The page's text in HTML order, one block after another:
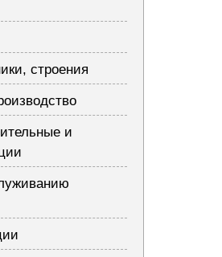
строения
и